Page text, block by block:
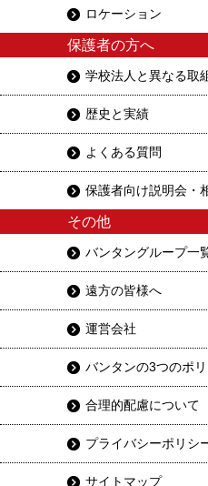
ロケーション
保護者の方へ
学校法人と異なる取
歴史と実績
よくある質問
保護者向け説明会・
その他
バンタングループ一
遠方の皆様へ
運営会社
バンタンの3つのポ
合理的配慮について
プライバシーポリシ
サイトマップ